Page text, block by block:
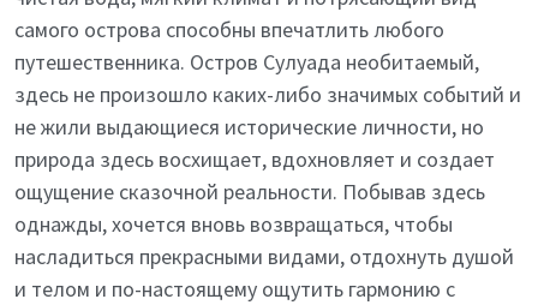
самого острова способны впечатлить любого
путешественника. Остров Сулуада необитаемый,
здесь не произошло каких-либо значимых событий и
не жили выдающиеся исторические личности, но
природа здесь восхищает, вдохновляет и создает
ощущение сказочной реальности. Побывав здесь
однажды, хочется вновь возвращаться, чтобы
насладиться прекрасными видами, отдохнуть душой
и телом и по-настоящему ощутить гармонию с